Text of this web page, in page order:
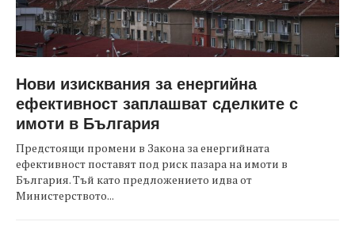
Нови изисквания за енергийна
ефективност заплашват сделките с
имоти в България
Предстоящи промени в Закона за енергийната
ефективност поставят под риск пазара на имоти в
България. Тъй като предложението идва от
Министерството...